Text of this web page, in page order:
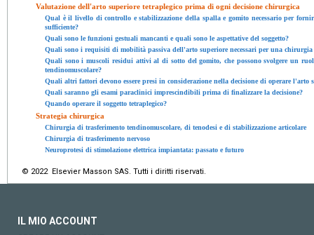
Valutazione dell'arto superiore tetraplegico prima di ogni decisione chirurgica
Qual è il livello di controllo e stabilizzazione della spalla e gomito necessario per
sufficiente?
Quali sono le funzioni gestuali mancanti e quali sono le aspettative del soggetto?
Quali sono i requisiti di mobilità passiva dell'arto superiore necessari per una
Quali sono i muscoli residui attivi al di sotto del gomito, che possono svolgere un
tendinomuscolare?
Quali altri fattori devono essere presi in considerazione nella decisione di operare l'arto
Quali saranno gli esami paraclinici imprescindibili prima di finalizzare la decisione?
Quando operare il soggetto tetraplegico?
Strategia chirurgica
Chirurgia di trasferimento tendinomuscolare, di tenodesi e di stabilizzazione articolare
Chirurgia di trasferimento nervoso
Neuroprotesi di stimolazione elettrica impiantata: passato e futuro
© 2022 Elsevier Masson SAS. Tutti i diritti riservati.
IL MIO ACCOUNT